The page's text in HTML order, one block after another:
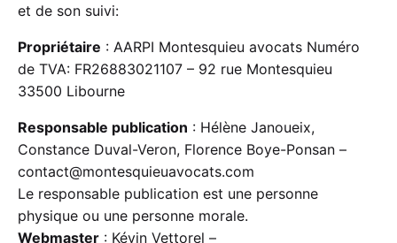
et de son suivi:
Propriétaire : AARPI Montesquieu avocats Numéro
de TVA: FR26883021107 – 92 rue Montesquieu
33500 Libourne
Responsable publication : Hélène Janoueix,
Constance Duval-Veron, Florence Boye-Ponsan –
contact@montesquieuavocats.com
Le responsable publication est une personne
physique ou une personne morale.
Webmaster : Kévin Vettorel –